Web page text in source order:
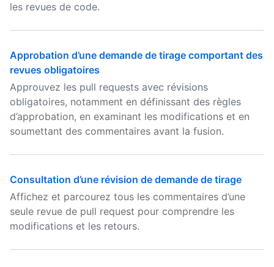
les revues de code.
Approbation d’une demande de tirage comportant des
revues obligatoires
Approuvez les pull requests avec révisions
obligatoires, notamment en définissant des règles
d’approbation, en examinant les modifications et en
soumettant des commentaires avant la fusion.
Consultation d’une révision de demande de tirage
Affichez et parcourez tous les commentaires d’une
seule revue de pull request pour comprendre les
modifications et les retours.